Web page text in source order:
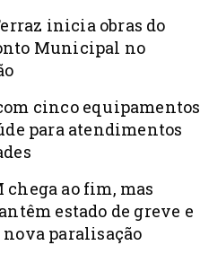
inicia obras do
Municipal no
cinco equipamentos
para atendimentos
chega ao fim, mas
estado de greve e
paralisação